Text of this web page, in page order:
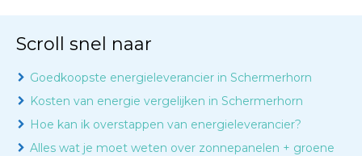
Scroll snel naar
Goedkoopste energieleverancier in Schermerhorn
Kosten van energie vergelijken in Schermerhorn
Hoe kan ik overstappen van energieleverancier?
Alles wat je moet weten over zonnepanelen + groene